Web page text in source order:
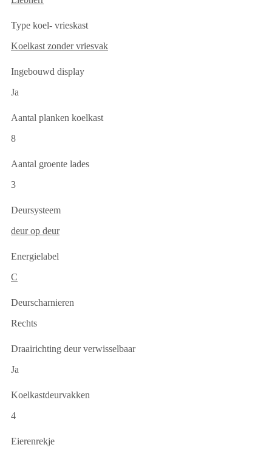
Type koel- vrieskast
Koelkast zonder vriesvak
Ingebouwd display
Ja
Aantal planken koelkast
8
Aantal groente lades
3
Deursysteem
deur op deur
Energielabel
C
Deurscharnieren
Rechts
Draairichting deur verwisselbaar
Ja
Koelkastdeurvakken
4
Eierenrekje